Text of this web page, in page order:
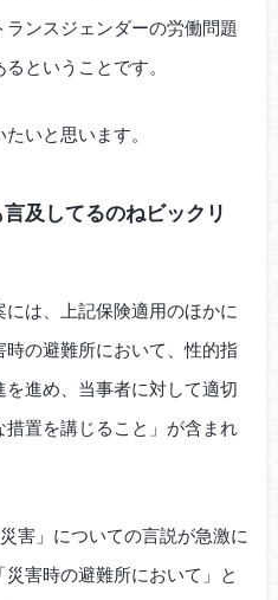
ンスジェンダーの労働問題
ということです。
いと思います。
及してるのねビックリ
は、上記保険適用のほかに
時の避難所において、性的指
進め、当事者に対して適切
置を講じること」が含まれ
害」についての言説が急激に
害時の避難所において」と